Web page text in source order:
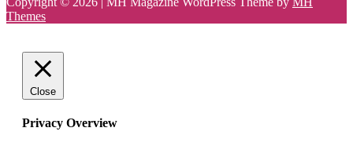
Themes
Close
Privacy Overview